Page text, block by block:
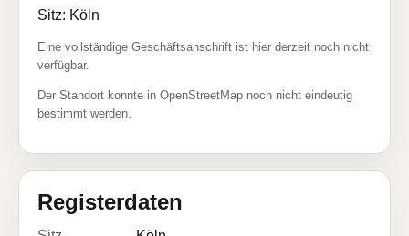
Sitz: Köln
Eine vollständige Geschäftsanschrift ist hier derzeit noch nicht
verfügbar.
Der Standort konnte in OpenStreetMap noch nicht eindeutig
bestimmt werden.
Registerdaten